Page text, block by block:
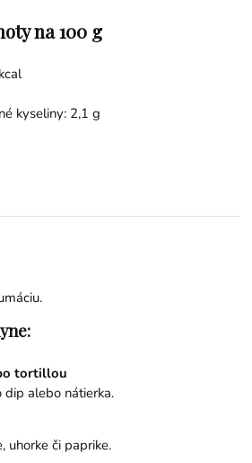
na 100 g
kyseliny: 2,1 g
tortillou
dip alebo nátierka.
uhorke či paprike.